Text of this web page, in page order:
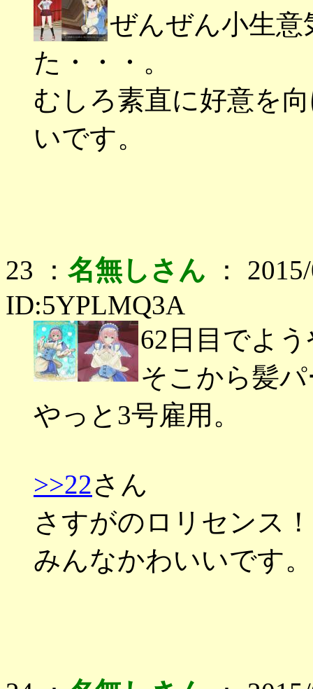
ぜんぜん小生
た・・・。
むしろ素直に好意を
いです。
23 ： 名無しさん ：
ID:5YPLMQ3A
62日目でよ
そこから髪
やっと3号雇用。
>>22さん
さすがのロリセンス！
みんなかわいいです